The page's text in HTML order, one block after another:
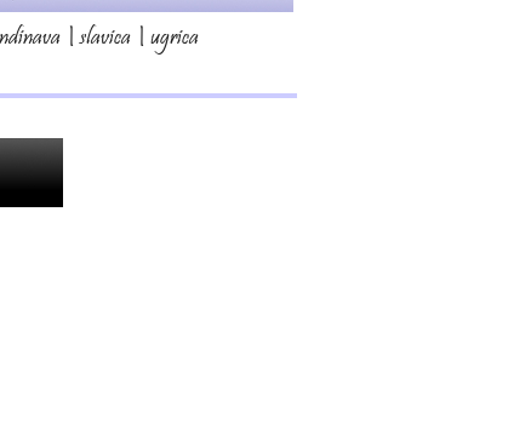
|slavica| ugrica